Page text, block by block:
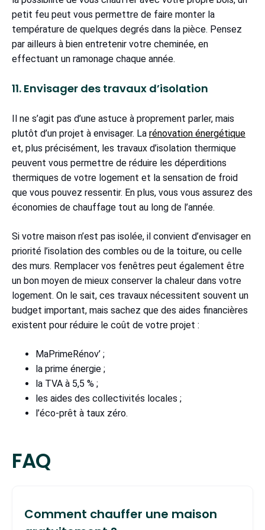
petit feu peut vous permettre de faire monter la
température de quelques degrés dans la pièce. Pensez
par ailleurs à bien entretenir votre cheminée, en
effectuant un ramonage chaque année.
11. Envisager des travaux d’isolation
Il ne s’agit pas d’une astuce à proprement parler, mais
plutôt d’un projet à envisager. La rénovation énergétique
et, plus précisément, les travaux d’isolation thermique
peuvent vous permettre de réduire les déperditions
thermiques de votre logement et la sensation de froid
que vous pouvez ressentir. En plus, vous vous assurez des
économies de chauffage tout au long de l’année.
Si votre maison n’est pas isolée, il convient d’envisager en
priorité l’isolation des combles ou de la toiture, ou celle
des murs. Remplacer vos fenêtres peut également être
un bon moyen de mieux conserver la chaleur dans votre
logement. On le sait, ces travaux nécessitent souvent un
budget important, mais sachez que des aides financières
existent pour réduire le coût de votre projet :
MaPrimeRénov’ ;
la prime énergie ;
la TVA à 5,5 % ;
les aides des collectivités locales ;
l’éco-prêt à taux zéro.
FAQ
Comment chauffer une maison